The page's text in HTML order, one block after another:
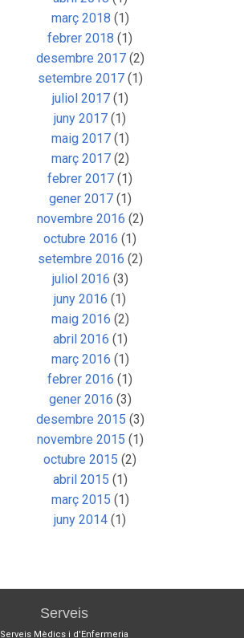
març 2018 (1)
febrer 2018 (1)
desembre 2017(2)
setembre 2017(1)
juliol 2017(1)
juny 2017 (1)
maig 2017(1)
març 2017(2)
febrer 2017 (1)
gener 2017(1)
novembre 2016 (2)
octubre 2016 (1)
setembre 2016 (2)
juliol 2016 (3)
juny 2016 (1)
maig 2016 (2)
abril 2016 (1)
març 2016 (1)
febrer 2016 (1)
gener 2016 (3)
desembre 2015 (3)
novembre 2015 (1)
octubre 2015 (2)
abril 2015 (1)
març 2015 (1)
juny 2014 (1)
Serveis
Serveis Mèdics i d'Enfermeria